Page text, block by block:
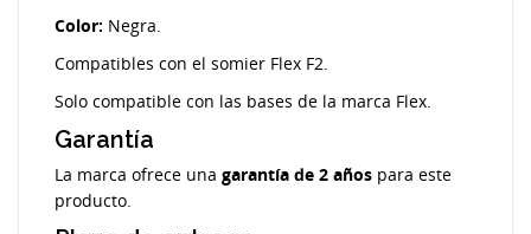
Color: Negra.
Compatibles con el somier Flex F2.
Solo compatible con las bases de la marca Flex.
Garantía
La marca ofrece una garantía de 2 años para este
producto.